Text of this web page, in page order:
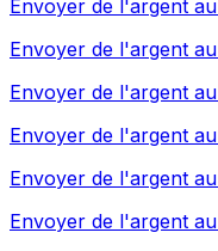
Envoyer de l'argent au
Envoyer de l'argent au
Envoyer de l'argent au
Envoyer de l'argent au
Envoyer de l'argent au
Envoyer de l'argent au